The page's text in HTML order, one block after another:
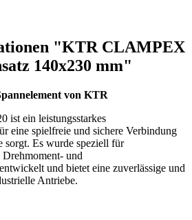
"KTR CLAMPEX
140x230 mm"
von KTR
ein leistungsstarkes
eine spielfreie und sichere Verbindung
sorgt. Es wurde speziell für
und
und bietet eine zuverlässige und
Antriebe.